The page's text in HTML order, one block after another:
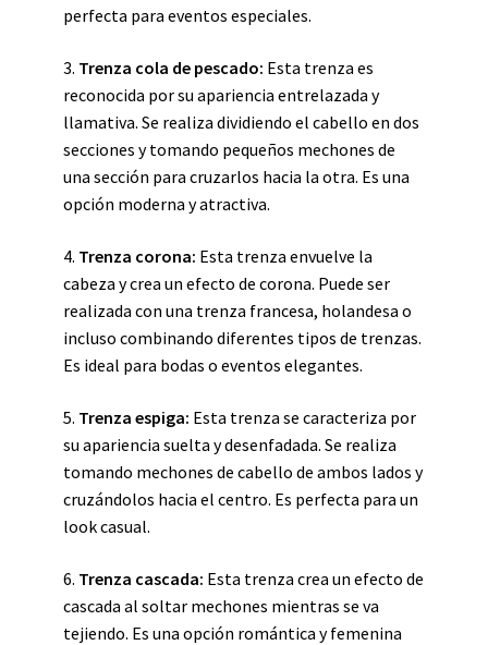
perfecta para eventos especiales.
3. Trenza cola de pescado: Esta trenza es
reconocida por su apariencia entrelazada y
llamativa. Se realiza dividiendo el cabello en dos
secciones y tomando pequeños mechones de
una sección para cruzarlos hacia la otra. Es una
opción moderna y atractiva.
4. Trenza corona: Esta trenza envuelve la
cabeza y crea un efecto de corona. Puede ser
realizada con una trenza francesa, holandesa o
incluso combinando diferentes tipos de trenzas.
Es ideal para bodas o eventos elegantes.
5. Trenza espiga: Esta trenza se caracteriza por
su apariencia suelta y desenfadada. Se realiza
tomando mechones de cabello de ambos lados y
cruzándolos hacia el centro. Es perfecta para un
look casual.
6. Trenza cascada: Esta trenza crea un efecto de
cascada al soltar mechones mientras se va
tejiendo. Es una opción romántica y femenina